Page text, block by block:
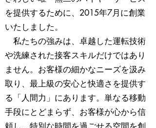
を提供するために、2015年7月に創業
いたしました。
私たちの強みは、卓越した運転技術
や洗練された接客スキルだけではあり
ません。お客様の細かなニーズを汲み
取り、最上級の安心と快適さを提供す
る「人間力」にあります。単なる移動
手段にとどまらず、お客様が心から信